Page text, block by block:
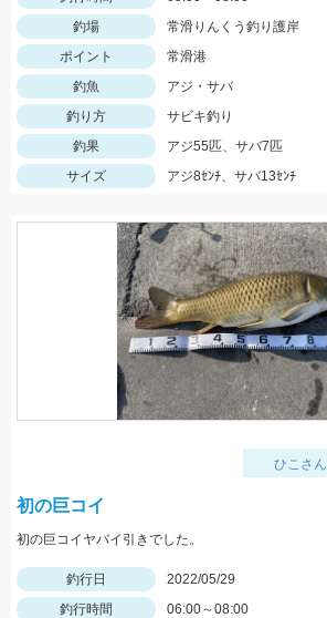
釣場
常滑りんくう釣り護岸
ポイント
常滑港
釣魚
アジ・サバ
釣り方
サビキ釣り
釣果
アジ55匹、サバ7匹
サイズ
アジ8ｾﾝﾁ、サバ13ｾﾝﾁ
ひこさん
初の巨コイ
初の巨コイヤバイ引きでした。
釣行日
2022/05/29
釣行時間
06:00～08:00